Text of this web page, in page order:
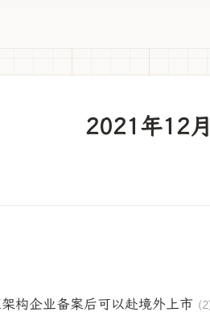
2021年12月
构企业备案后可以赴境外上市